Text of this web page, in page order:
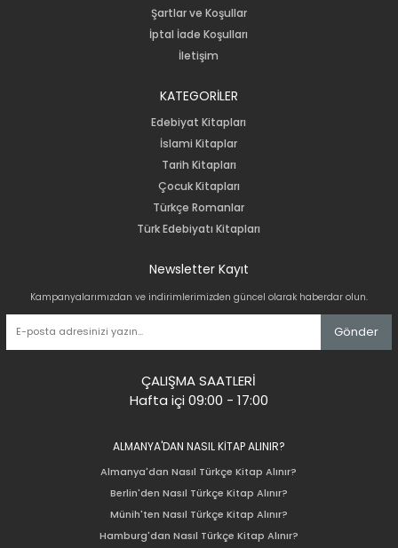
Şartlar ve Koşullar
İptal İade Koşulları
İletişim
KATEGORİLER
Edebiyat Kitapları
İslami Kitaplar
Tarih Kitapları
Çocuk Kitapları
Türkçe Romanlar
Türk Edebiyatı Kitapları
Newsletter Kayıt
Kampanyalarımızdan ve indirimlerimizden güncel olarak haberdar olun.
Gönder
ÇALIŞMA SAATLERİ
Hafta içi 09:00 - 17:00
ALMANYA'DAN NASIL KİTAP ALINIR?
Almanya'dan Nasıl Türkçe Kitap Alınır?
Berlin'den Nasıl Türkçe Kitap Alınır?
Münih'ten Nasıl Türkçe Kitap Alınır?
Hamburg'dan Nasıl Türkçe Kitap Alınır?